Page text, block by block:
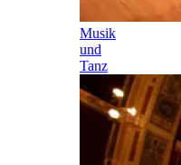
Musik
und
Tanz